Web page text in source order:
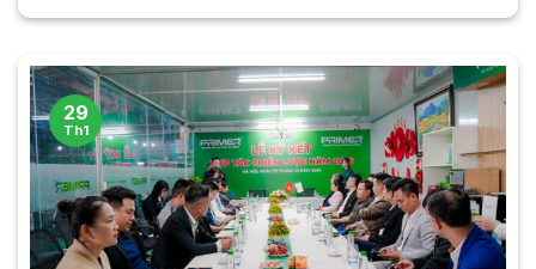
29
Th1